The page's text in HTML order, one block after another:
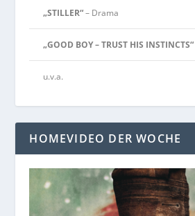
„STILLER“– Drama
„GOOD BOY – TRUST HIS INSTINCTS“
u.v.a.
HOMEVIDEO DER WOCHE